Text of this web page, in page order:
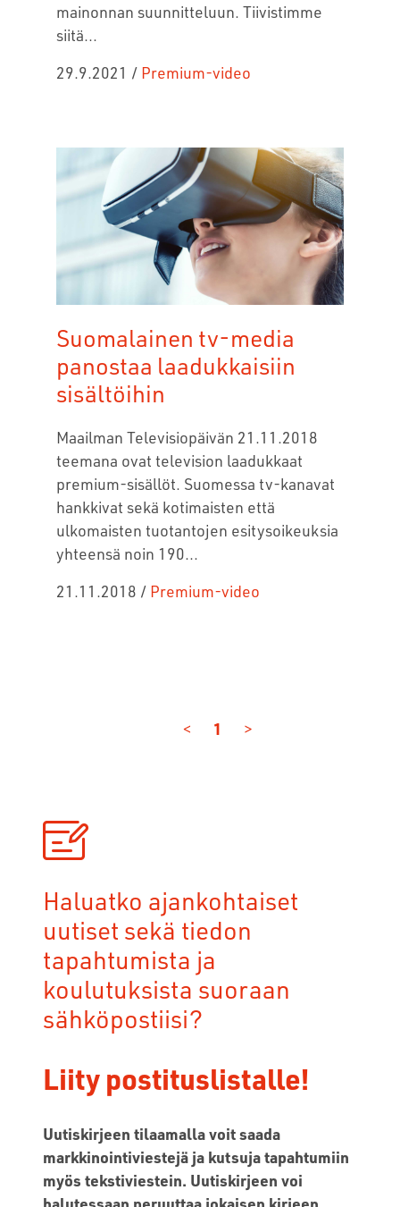
mainonnan suunnitteluun. Tiivistimme
siitä...
29.9.2021 / Premium-video
Suomalainen tv-media
panostaa laadukkaisiin
sisältöihin
Maailman Televisiopäivän 21.11.2018
teemana ovat television laadukkaat
premium-sisällöt. Suomessa tv-kanavat
hankkivat sekä kotimaisten että
ulkomaisten tuotantojen esitysoikeuksia
yhteensä noin 190...
21.11.2018 / Premium-video
< 1 >
Haluatko ajankohtaiset
uutiset sekä tiedon
tapahtumista ja
koulutuksista suoraan
sähköpostiisi?
Liity postituslistalle!
Uutiskirjeen tilaamalla voit saada
markkinointiviestejä ja kutsuja tapahtumiin
myös tekstiviestein. Uutiskirjeen voi